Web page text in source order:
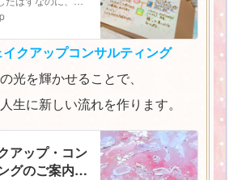
イクアップコンサルティング
光を輝かせることで、
生に新しい流れを作ります。
アップ・コン
グのご案内